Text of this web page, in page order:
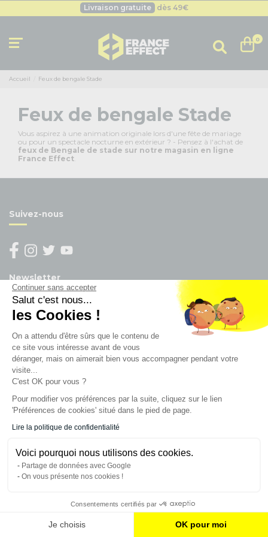
Continuer sans accepter
Salut c'est nous...
les Cookies !
On a attendu d'être sûrs que le contenu de
ce site vous intéresse avant de vous
déranger, mais on aimerait bien vous accompagner pendant votre
visite...
C'est OK pour vous ?
Pour modifier vos préférences par la suite, cliquez sur le lien
'Préférences de cookies' situé dans le pied de page.
Lire la politique de confidentialité
Voici pourquoi nous utilisons des cookies.
Partage de données avec Google
On vous présente nos cookies !
Consentements certifiés par
Je choisis OK pour moi
Livraison gratuite dès 49€
Livraison gratuite dès 49 0
Accueil Feux de bengale Stade
Feux de bengale Stade
Vous aspirez à une animation originale lors d'une fête de mariage
ou pour un spectacle nocturne en extérieur ? - Pensez à l'achat de
feux de Bengale de stade sur notre magasin en ligne
France Effect.
Suivez-nous
Newsletter
Enregistrez vous à la newsletter
Restez à l'actualité sur nos produits et les offres du
moment
NOS SERVICES
CONTACT
© 2023 France Effect Tous droits réservés.